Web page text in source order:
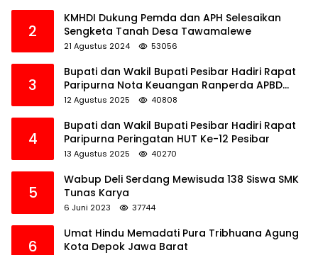
2
KMHDI Dukung Pemda dan APH Selesaikan
Sengketa Tanah Desa Tawamalewe
21 Agustus 2024 53056
3
Bupati dan Wakil Bupati Pesibar Hadiri Rapat
Paripurna Nota Keuangan Ranperda APBD
Perubahan TA 2025
12 Agustus 2025 40808
4
Bupati dan Wakil Bupati Pesibar Hadiri Rapat
Paripurna Peringatan HUT Ke-12 Pesibar
13 Agustus 2025 40270
5
Wabup Deli Serdang Mewisuda 138 Siswa SMK
Tunas Karya
6 Juni 2023 37744
6
Umat Hindu Memadati Pura Tribhuana Agung
Kota Depok Jawa Barat